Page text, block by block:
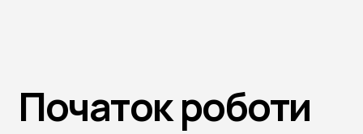
Початок роботи